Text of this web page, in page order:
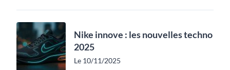
Nike innove : les nouvelles techno
2025
Le 10/11/2025